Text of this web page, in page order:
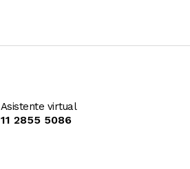
Asistente virtual
11 2855 5086